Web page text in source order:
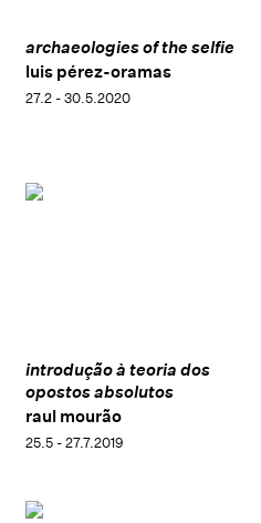
archaeologies of the selfie
luis pérez-oramas
27.2 - 30.5.2020
introdução à teoria dos
opostos absolutos
raul mourão
25.5 - 27.7.2019